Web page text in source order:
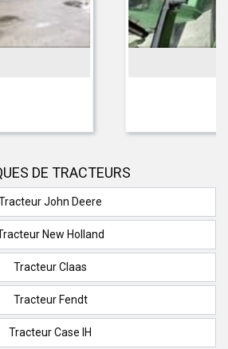
DE TRACTEURS
John Deere
New Holland
Tracteur Claas
Tracteur Fendt
Tracteur Case IH